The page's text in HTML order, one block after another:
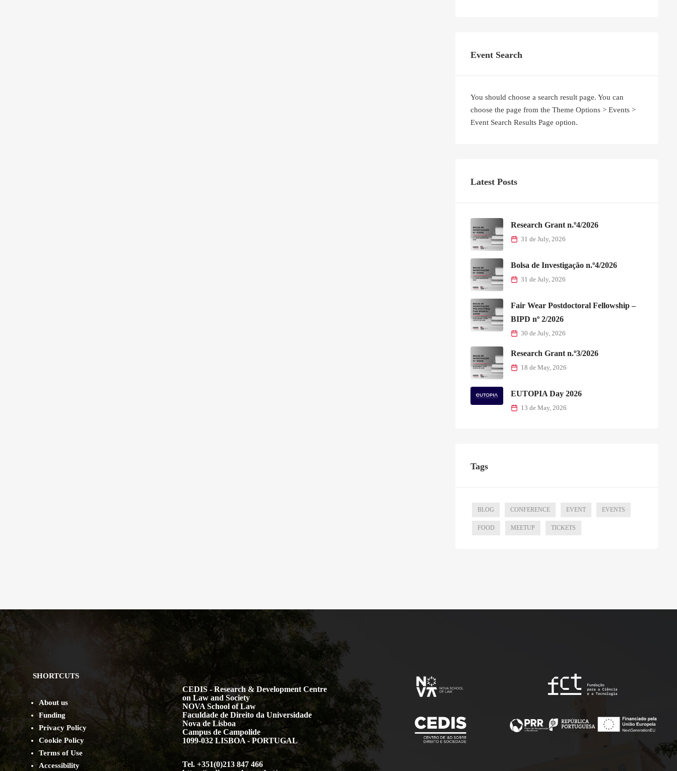
Event Search
You should choose a search result page. You can
choose the page from the Theme Options > Events >
Event Search Results Page option.
Latest Posts
Research Grant n.º4/2026
31 de July, 2026
Bolsa de Investigação n.º4/2026
31 de July, 2026
Fair Wear Postdoctoral Fellowship –
BIPD nº 2/2026
30 de July, 2026
Research Grant n.º3/2026
18 de May, 2026
EUTOPIA Day 2026
13 de May, 2026
Tags
BLOG CONFERENCE EVENT EVENTS
FOOD MEETUP TICKETS
SHORTCUTS
About us
Funding
Privacy Policy
Cookie Policy
Terms of Use
Accessibility
CEDIS - Research & Development Centre
on Law and Society
NOVA School of Law
Faculdade de Direito da Universidade
Nova de Lisboa
Campus de Campolide
1099-032 LISBOA - PORTUGAL
Tel. +351(0)213 847 466